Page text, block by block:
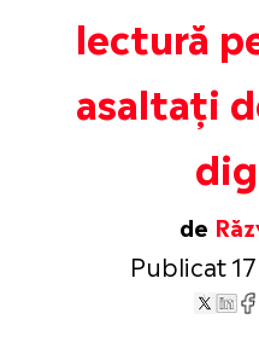
lectură
asaltați
de
Publicat